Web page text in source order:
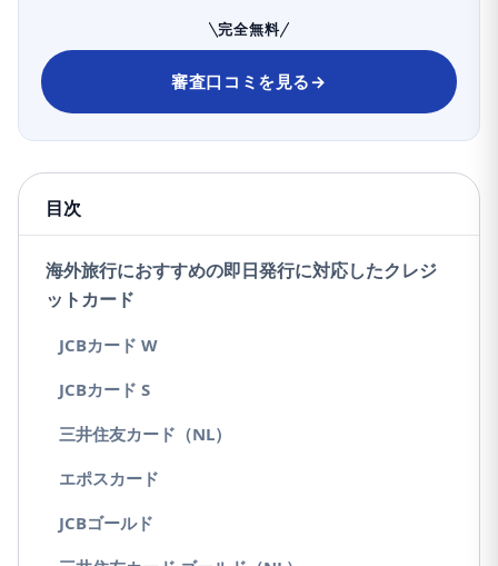
完全無料
審査口コミを見る→
目次
海外旅行におすすめの即日発行に対応したクレジ
ットカード
JCBカード W
JCBカード S
三井住友カード（NL）
エポスカード
JCBゴールド